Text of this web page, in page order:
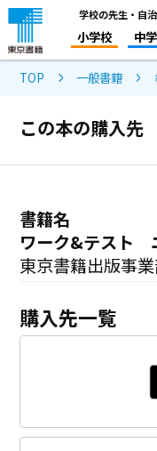
学校の先生・自
小学校 中
TOP 一般書籍
この本の購入先
書籍名
ワーク&テスト
東京書籍出版事
購入先一覧